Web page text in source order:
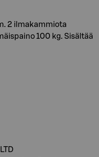
2 ilmakammiota
100 kg. Sisältää